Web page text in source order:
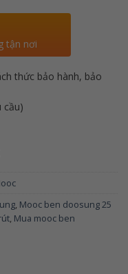
thức bảo hành, bảo
cầu)
tận nơi
, Mooc ben doosung 25
, Mua mooc ben